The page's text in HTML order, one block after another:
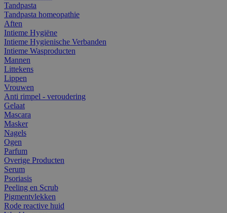
Tandpasta
Tandpasta homeopathie
Aften
Intieme Hygiëne
Intieme Hygienische Verbanden
Intieme Wasproducten
Mannen
Littekens
Lippen
Vrouwen
Anti rimpel - veroudering
Gelaat
Mascara
Masker
Nagels
Ogen
Parfum
Overige Producten
Serum
Psoriasis
Peeling en Scrub
Pigmentvlekken
Rode reactive huid